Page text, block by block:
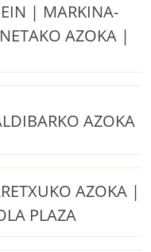
| MARKINA-
AZOKA |
AZOKA
AZOKA |
PLAZA